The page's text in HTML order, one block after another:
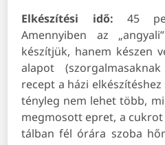
Elkészítési idő: 45
Amennyiben az
készítjük, hanem készen
alapot
recept a házi elkészítéshez
tényleg nem lehet több,
megmosott epret, a cukrot
tálban fél órára szoba